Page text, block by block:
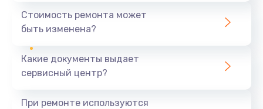
390 руб.
Замена разъёма наушников (гарнитуры)
Стоимость ремонта может
быть изменена?
Какие документы выдает
сервисный центр?
При ремонте используются